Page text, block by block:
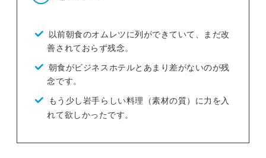
以前朝食のオムレツに列ができていて、まだ改
善されておらず残念。
朝食がビジネスホテルとあまり差がないのが残
念です。
もう少し岩手らしい料理（素材の質）に力を入
れて欲しかったです。